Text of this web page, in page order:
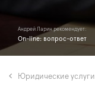
Андрей Ларин рекомендует:
On-line: вопрос-ответ
Юридические услуги